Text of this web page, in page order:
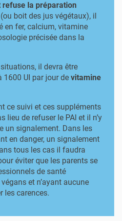
refuse la préparation
(ou boit des jus végétaux), il
en fer, calcium, vitamine
précisée dans la
il devra être
1600 UI par jour de vitamine
ce suivi et ces suppléments
lieu de refuser le PAI et il n’y
un signalement. Dans les
en danger, un signalement
tous les cas il faudra
éviter que les parents se
de santé
et n’ayant aucune
les carences.